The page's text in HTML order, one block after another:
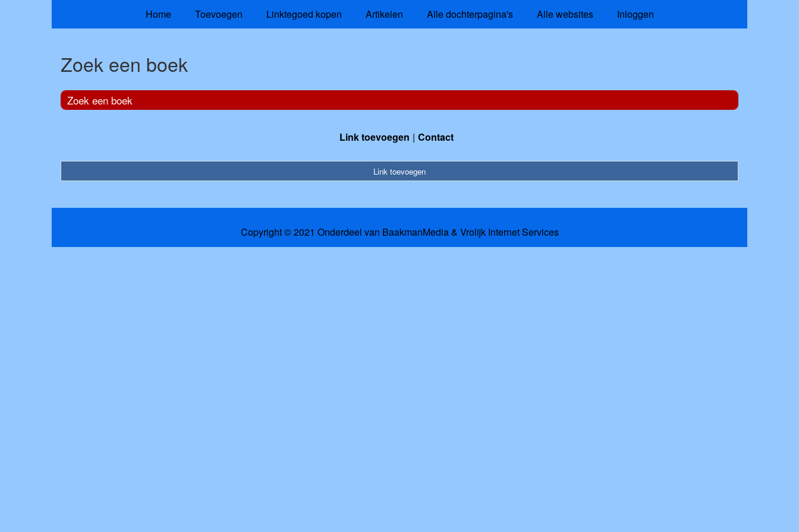
Home Toevoegen Linktegoed kopen Artikelen Alle dochterpagina's Alle websites Inloggen
Zoek een boek
Zoek een boek
Link toevoegen Contact
Link toevoegen
Copyright © 2021 Onderdeel van BaakmanMedia& Vrolijk Internet Services